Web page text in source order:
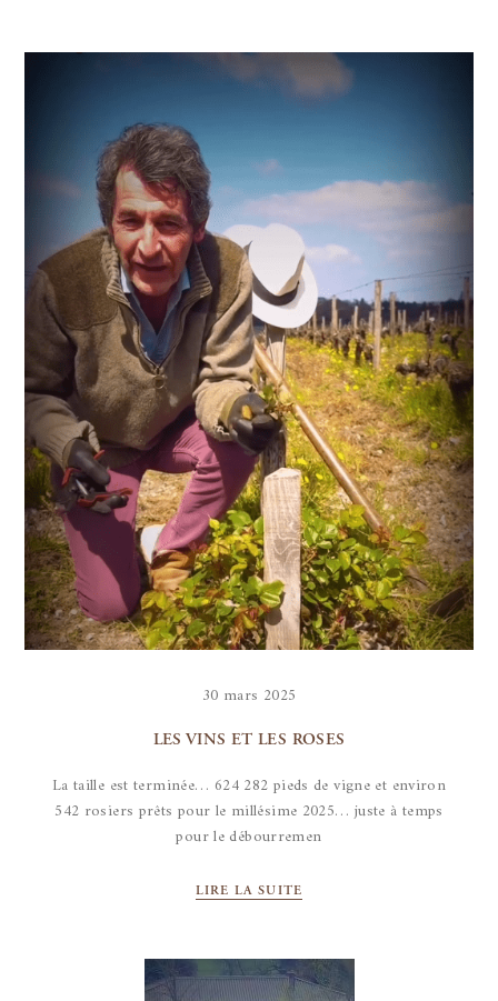
30 mars 2025
LES VINS ET LES ROSES
La taille est terminée… 624 282 pieds de vigne et environ
542 rosiers prêts pour le millésime 2025… juste à temps
pour le débourremen
LIRE LA SUITE